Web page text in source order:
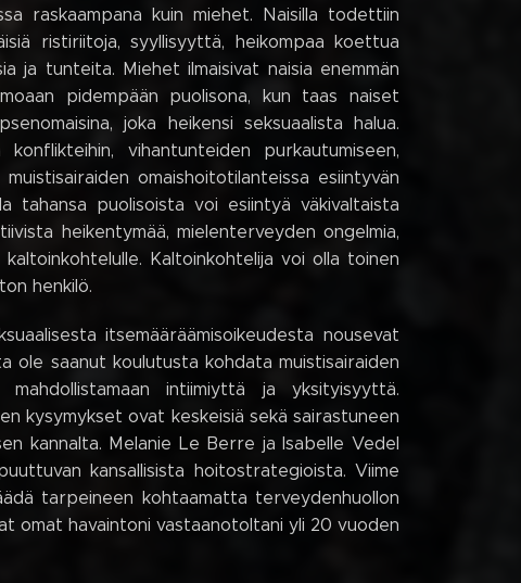
raskaampana kuin miehet. Naisilla todettiin
ristiriitoja, syyllisyyttä, heikompaa koettua
ja tunteita. Miehet ilmaisivat naisia enemmän
pidempään puolisona, kun taas naiset
joka heikensi seksuaalista halua.
vihantunteiden purkautumiseen,
omaishoitotilanteissa esiintyvän
tahansa puolisoista voi esiintyä väkivaltaista
heikentymää, mielenterveyden ongelmia,
Kaltoinkohtelija voi olla toinen
henkilö.
itsemääräämisoikeudesta nousevat
ole saanut koulutusta kohdata muistisairaiden
intiimiyttä ja yksityisyyttä.
kysymykset ovat keskeisiä sekä sairastuneen
kannalta. Melanie Le Berre ja Isabelle Vedel
kansallisista hoitostrategioista. Viime
tarpeineen kohtaamatta terveydenhuollon
omat havaintoni vastaanotoltani yli 20 vuoden